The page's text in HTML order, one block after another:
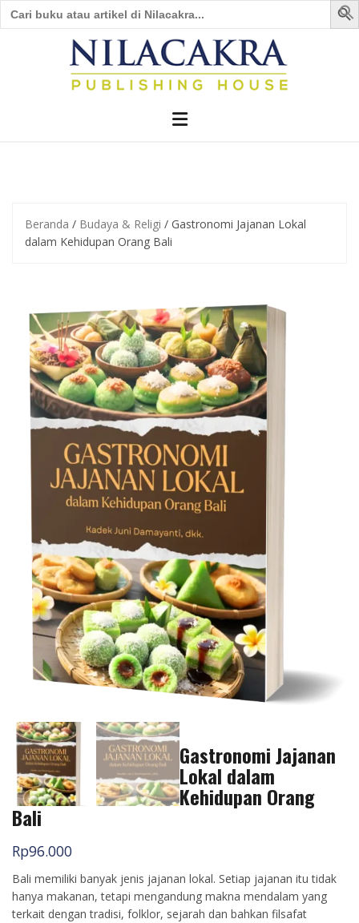
Search
for:
Beranda / Budaya & Religi / Gastronomi Jajanan Lokal
dalam Kehidupan Orang Bali
Gastronomi Jajanan
Lokal dalam
Kehidupan Orang
Bali
Rp96.000
Bali memiliki banyak jenis jajanan lokal. Setiap jajanan itu tidak
hanya makanan, tetapi mengandung makna mendalam yang
terkait dengan tradisi, folklor, sejarah dan bahkan filsafat